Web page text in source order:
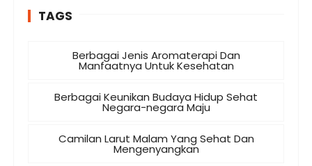
TAGS
Berbagai Jenis Aromaterapi Dan
Manfaatnya Untuk Kesehatan
Berbagai Keunikan Budaya Hidup Sehat
Negara-negara Maju
Camilan Larut Malam Yang Sehat Dan
Mengenyangkan